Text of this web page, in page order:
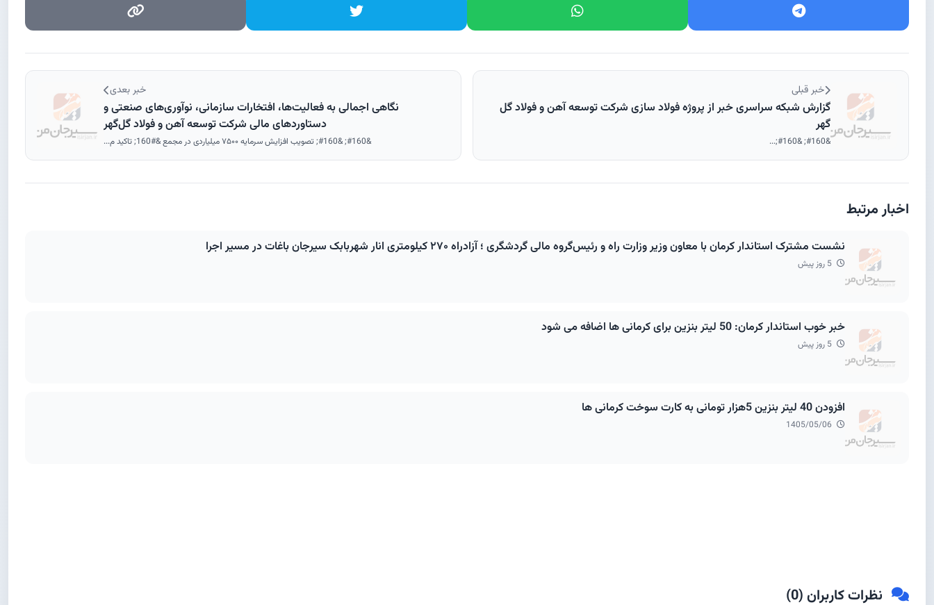
خبر قبلی
گزارش شبکه سراسری خبر از پروژه فولاد سازی شرکت توسعه آهن و فولاد گل
گهر
&#160; &#160;...
خبر بعدی
نگاهی اجمالی به فعالیت‌ها، افتخارات سازمانی، نوآوری‌های صنعتی و
دستاوردهای مالی شرکت توسعه آهن و فولاد گل‌گهر
&#160; &#160; تصویب افزایش سرمایه ۷۵۰۰ میلیاردی در مجمع &#160; تاکید م...
اخبار مرتبط
نشست مشترک استاندار کرمان با معاون وزیر وزارت راه و رئیس‌گروه مالی گردشگری ؛ آزادراه ۲۷۰ کیلومتری انار شهربابک سیرجان باغات در مسیر اجرا
خبر خوب استاندار کرمان: 50 لیتر بنزین برای کرمانی ها اضافه می شود
افزودن 40 لیتر بنزین 5هزار تومانی به کارت سوخت کرمانی ها
نظرات کاربران (0
)